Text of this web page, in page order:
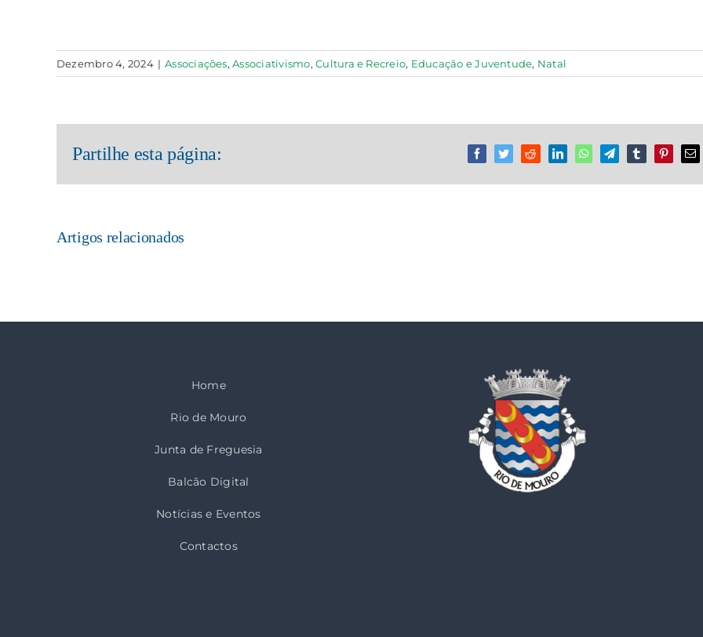
Dezembro 4, 2024 | Associações,Associativismo,Cultura e Recreio, Educação e Juventude, Natal
Partilhe esta página: FacebookTwitterRedditLinkedInWhatsAppTelegramTumblrPinterest
Artigos relacionados
Home
Rio de Mouro
Junta de Freguesia
Balcão Digital
Notícias e Eventos
Contactos